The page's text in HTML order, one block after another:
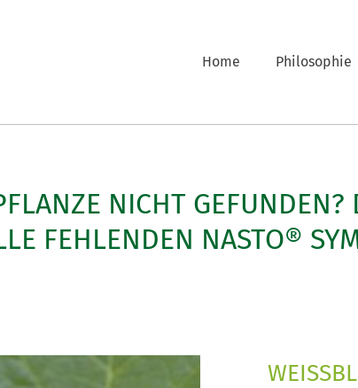
Home Philosophie
NICHT
FEHLENDEN NASTO®